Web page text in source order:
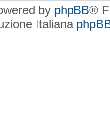
by phpBB®
Italiana